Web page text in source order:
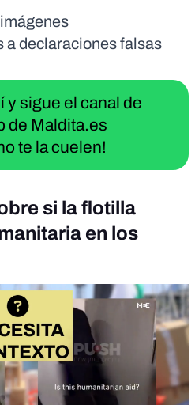
a declaraciones falsas
y sigue el canal de
de Maldita.es
te la cuelen!
si la flotilla
en los